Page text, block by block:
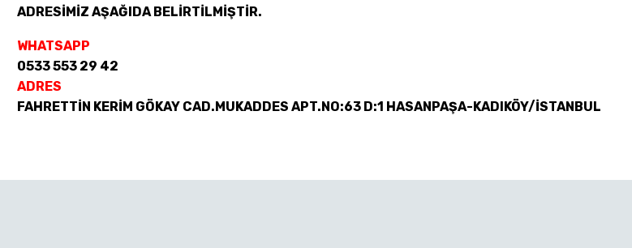
ADRESİMİZ AŞAĞIDA BELİRTİLMİŞTİR.
WHATSAPP
0533 553 29 42
ADRES
FAHRETTİN KERİM GÖKAY CAD.MUKADDES APT.NO:63 D:1 HASANPAŞA-KADIKÖY/İSTANBUL